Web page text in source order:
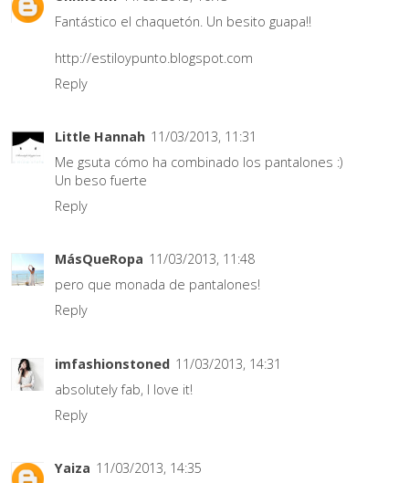
Fantástico el chaquetón. Un besito guapa!!
http://estiloypunto.blogspot.com
Reply
Little Hannah 11/03/2013, 11:31
Me gsuta cómo ha combinado los pantalones :)
Un beso fuerte
Reply
MásQueRopa 11/03/2013, 11:48
pero que monada de pantalones!
Reply
imfashionstoned 11/03/2013, 14:31
absolutely fab, I love it!
Reply
Yaiza 11/03/2013, 14:35